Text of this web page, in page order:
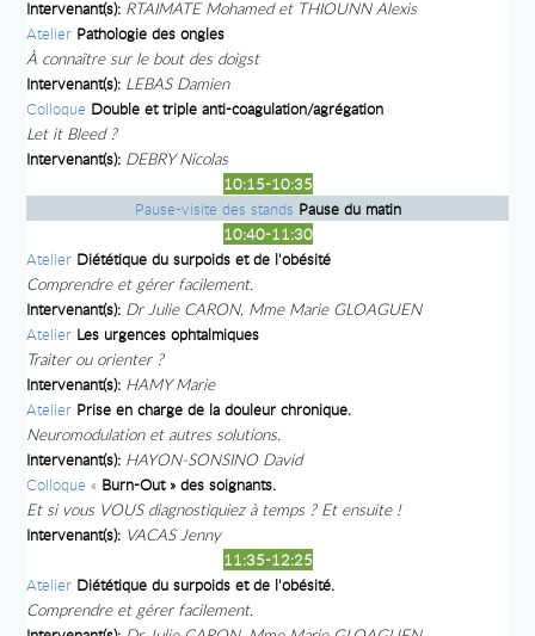
Intervenant(s): RTAIMATE Mohamed et THIOUNN Alexis
Atelier Pathologie des ongles
À connaître sur le bout des doigst
Intervenant(s): LEBAS Damien
Colloque Double et triple anti-coagulation/agrégation
Let it Bleed ?
Intervenant(s): DEBRY Nicolas
10:15-10:35
Pause-visite des stands Pause du matin
10:40-11:30
Atelier Diététique du surpoids et de l'obésité
Comprendre et gérer facilement.
Intervenant(s): Dr Julie CARON, Mme Marie GLOAGUEN
Atelier Les urgences ophtalmiques
Traiter ou orienter ?
Intervenant(s): HAMY Marie
Atelier Prise en charge de la douleur chronique.
Neuromodulation et autres solutions.
Intervenant(s): HAYON-SONSINO David
Colloque « Burn-Out » des soignants.
Et si vous VOUS diagnostiquiez à temps ? Et ensuite !
Intervenant(s): VACAS Jenny
11:35-12:25
Atelier Diététique du surpoids et de l'obésité.
Comprendre et gérer facilement.